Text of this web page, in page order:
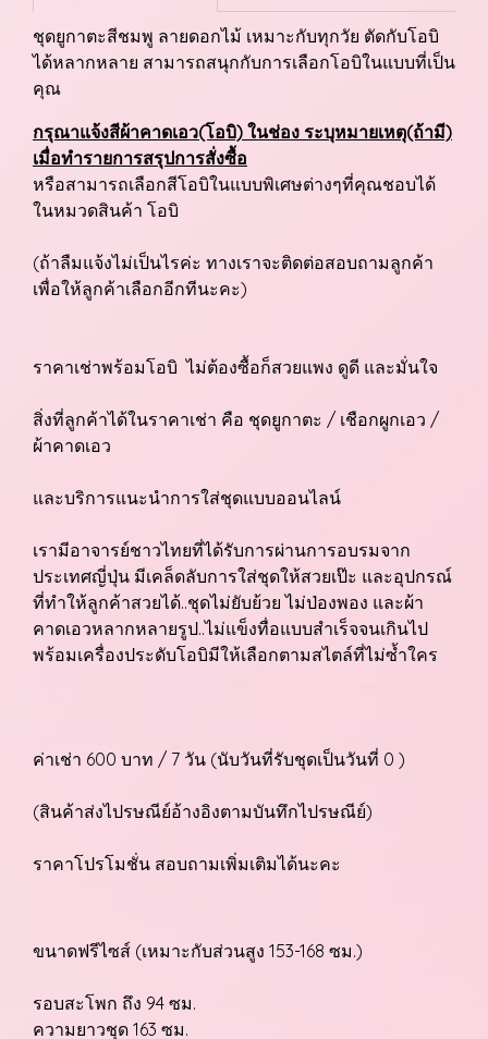
ชุดยูกาตะสีชมพู ลายดอกไม้ เหมาะกับทุกวัย ตัดกับโอบิ
ได้หลากหลาย สามารถสนุกกับการเลือกโอบิในแบบที่เป็น
คุณ
กรุณาแจ้งสีผ้าคาดเอว(โอบิ) ในช่อง ระบุหมายเหตุ(ถ้ามี)
เมื่อทำรายการสรุปการสั่งซื้อ
หรือสามารถเลือกสีโอบิในแบบพิเศษต่างๆที่คุณชอบได้
ในหมวดสินค้า โอบิ
(ถ้าลืมแจ้งไม่เป็นไรค่ะ ทางเราจะติดต่อสอบถามลูกค้า
เพื่อให้ลูกค้าเลือกอีกทีนะคะ)
ราคาเช่าพร้อมโอบิ ไม่ต้องซื้อก็สวยแพง ดูดี และมั่นใจ
สิ่งที่ลูกค้าได้ในราคาเช่า คือ ชุดยูกาตะ / เชือกผูกเอว /
ผ้าคาดเอว
และบริการแนะนำการใส่ชุดแบบออนไลน์
เรามีอาจารย์ชาวไทยที่ได้รับการผ่านการอบรมจาก
ประเทศญี่ปุ่น มีเคล็ดลับการใส่ชุดให้สวยเป๊ะ และอุปกรณ์
ที่ทำให้ลูกค้าสวยได้..ชุดไม่ยับย้วย ไม่ป่องพอง และผ้า
คาดเอวหลากหลายรูป..ไม่แข็งทื่อแบบสำเร็จจนเกินไป
พร้อมเครื่องประดับโอบิมีให้เลือกตามสไตล์ที่ไม่ซ้ำใคร
ค่าเช่า 600 บาท / 7 วัน (นับวันที่รับชุดเป็นวันที่ 0 )
(สินค้าส่งไปรษณีย์อ้างอิงตามบันทึกไปรษณีย์)
ราคาโปรโมชั่น สอบถามเพิ่มเติมได้นะคะ
ขนาดฟรีไซส์ (เหมาะกับส่วนสูง 153-168 ซม.)
รอบสะโพก ถึง 94 ซม.
ความยาวชุด 163 ซม.